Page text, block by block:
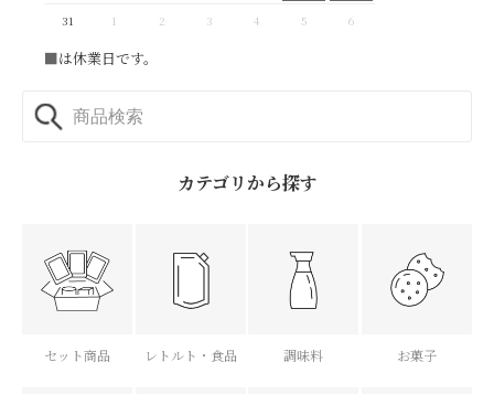
31
1 2 3 4 5 6
■は休業日です。
カテゴリから探す
セット商品 レトルト・食品 調味料 お菓子